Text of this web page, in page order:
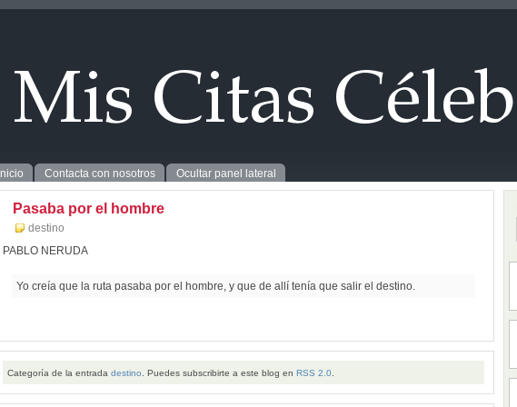
Inicio Contacta con nosotros Ocultar panel lateral
Pasaba por el hombre
destino
PABLO NERUDA
Yo creía que la ruta pasaba por el hombre, y que de allí tenía que salir el destino.
Categoría de la entrada destino . Puedes subscribirte a este blog en RSS 2.0